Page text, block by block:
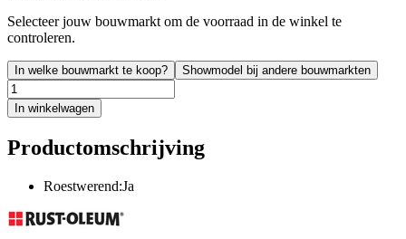
Selecteer jouw bouwmarkt om de voorraad in de winkel te
controleren.
In welke bouwmarkt te koop? Showmodel bij andere bouwmarkten
In winkelwagen
Productomschrijving
Roestwerend:Ja